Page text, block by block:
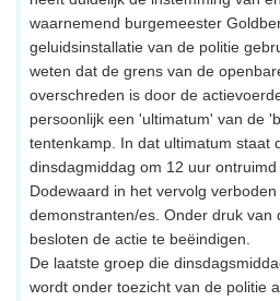
waarnemend burgemeester
geluidsinstallatie van de politie
weten dat de grens van de
overschreden is door de
persoonlijk een 'ultimatum' van de
tentenkamp. In dat ultimatum staat
dinsdagmiddag om 12 uur
Dodewaard in het vervolg
demonstranten/es. Onder druk van
besloten de actie te beëindigen.
De laatste groep die
wordt onder toezicht van de politie